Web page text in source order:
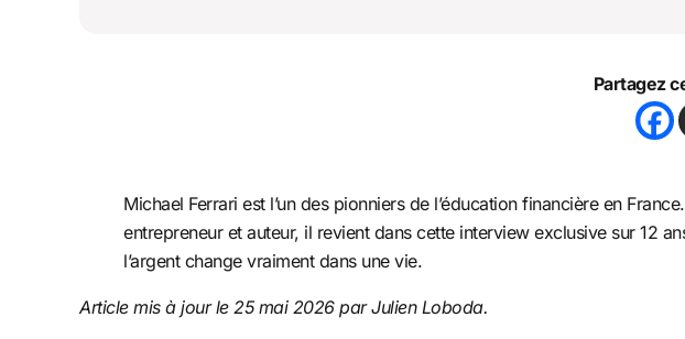
Partagez
Michael Ferrari est l’un des pionniers de l’éducation financière en
entrepreneur et auteur, il revient dans cette interview exclusive sur 12
l’argent change vraiment dans une vie.
Article mis à jour le 25 mai 2026 par Julien Loboda.